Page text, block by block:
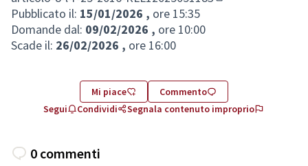
Pubblicato il: 15/01/2026 , ore 15:35
Domande dal: 09/02/2026 , ore 10:00
Scade il: 26/02/2026 , ore 16:00
Mi piace
Commento
Segui
Condividi Segnala contenuto improprio
0 commenti